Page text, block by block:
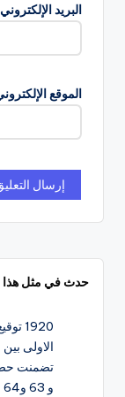
البريد الإلكتروني
الموقع
حدث في مثل هذا
1920
الاولى